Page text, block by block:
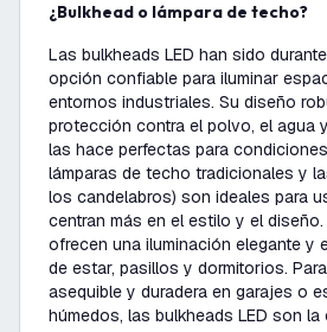
¿Bulkhead o lámpara de techo?
Las bulkheads LED han sido
opción confiable para iluminar
entornos industriales. Su diseño
protección contra el polvo, el agua
las hace perfectas para
lámparas de techo tradicionales y
los candelabros) son ideales para
centran más en el estilo y el
ofrecen una iluminación elegante y
de estar, pasillos y dormitorios.
asequible y duradera en garajes o
húmedos, las bulkheads LED son